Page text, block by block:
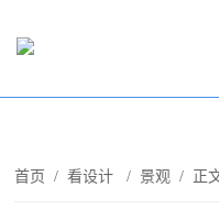
首页 /看设计 / 景观 / 正